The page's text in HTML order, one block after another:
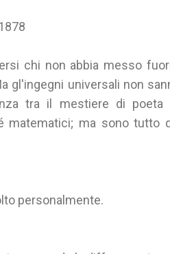
chi non abbia messo
gl'ingegni universali non
tra il mestiere di poeta
matematici; ma sono tutto
personalmente.